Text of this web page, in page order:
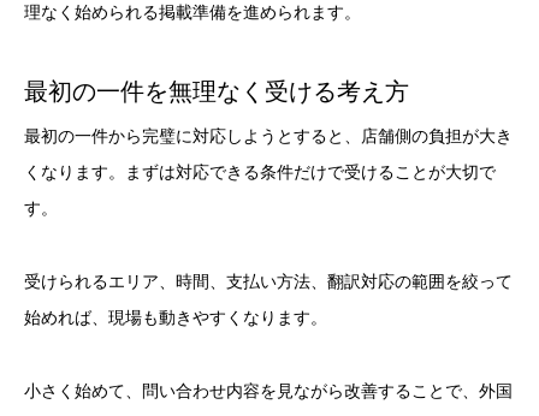
理なく始められる掲載準備を進められます。
最初の一件を無理なく受ける考え方
最初の一件から完璧に対応しようとすると、店舗側の負担が大き
くなります。まずは対応できる条件だけで受けることが大切で
す。
受けられるエリア、時間、支払い方法、翻訳対応の範囲を絞って
始めれば、現場も動きやすくなります。
小さく始めて、問い合わせ内容を見ながら改善することで、外国